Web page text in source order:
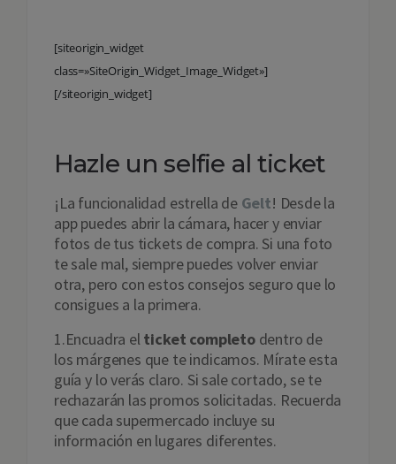
[siteorigin_widget
class=»SiteOrigin_Widget_Image_Widget»]
[/siteorigin_widget]
Hazle un selfie al ticket
¡La funcionalidad estrella de Gelt! Desde la
app puedes abrir la cámara, hacer y enviar
fotos de tus tickets de compra. Si una foto
te sale mal, siempre puedes volver enviar
otra, pero con estos consejos seguro que lo
consigues a la primera.
1.Encuadra elticket completodentro de
los márgenes que te indicamos. Mírate esta
guía y lo verás claro. Si sale cortado, se te
rechazarán las promos solicitadas. Recuerda
que cada supermercado incluye su
información en lugares diferentes.